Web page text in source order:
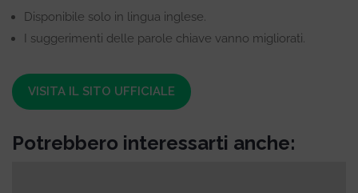
Disponibile solo in lingua inglese.
I suggerimenti delle parole chiave vanno migliorati.
VISITA IL SITO UFFICIALE
Potrebbero interessarti anche: